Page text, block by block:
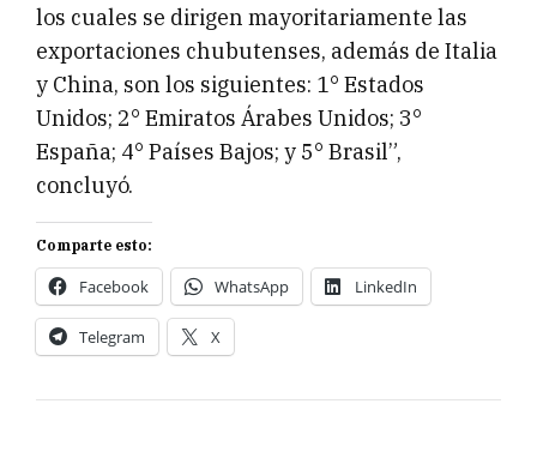
los cuales se dirigen mayoritariamente las
exportaciones chubutenses, además de Italia
y China, son los siguientes: 1° Estados
Unidos; 2° Emiratos Árabes Unidos; 3°
España; 4° Países Bajos; y 5° Brasil”,
concluyó.
Comparte esto:
Facebook WhatsApp LinkedIn
Telegram X